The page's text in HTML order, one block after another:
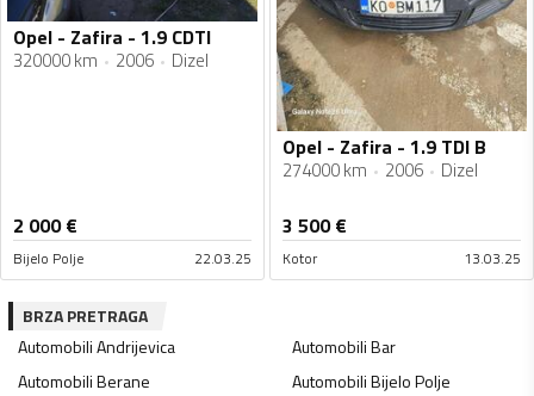
Opel - Zafira - 1.9 CDTI
320000 km 2006 Dizel
2 000€
Bijelo Polje 22.03.25
Opel - Zafira - 1.9 TDI B
274000 km 2006 Dizel
3 500€
Kotor 13.03.25
BRZA PRETRAGA
AutomobiliAndrijevica AutomobiliBar
AutomobiliBerane AutomobiliBijelo Polje